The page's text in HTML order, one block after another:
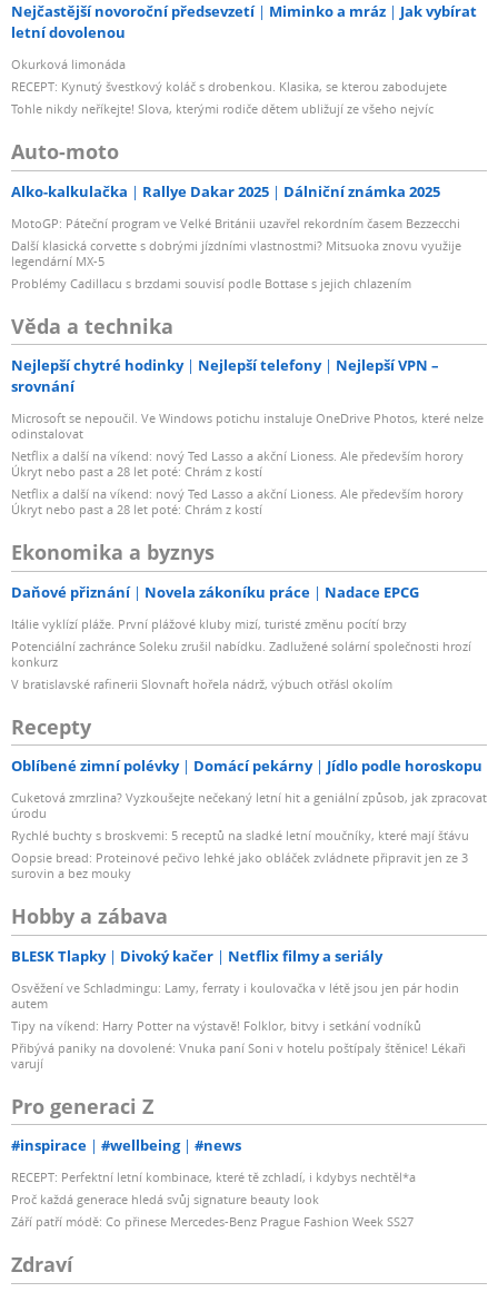
Nejčastější novoroční předsevzetí Miminko a mráz
Jak vybírat
letní dovolenou
Okurková limonáda
RECEPT: Kynutý švestkový koláč s drobenkou. Klasika, se kterou zabodujete
Tohle nikdy neříkejte! Slova, kterými rodiče dětem ubližují ze všeho nejvíc
Auto-moto
Alko-kalkulačka Rallye Dakar 2025 Dálniční známka 2025
MotoGP: Páteční program ve Velké Británii uzavřel rekordním časem Bezzecchi
Další klasická corvette s dobrými jízdními vlastnostmi? Mitsuoka znovu využije
legendární MX-5
Problémy Cadillacu s brzdami souvisí podle Bottase s jejich chlazením
Věda a technika
Nejlepší chytré hodinky Nejlepší telefony
Nejlepší VPN –
srovnání
Microsoft se nepoučil. Ve Windows potichu instaluje OneDrive Photos, které nelze
odinstalovat
Netflix a další na víkend: nový Ted Lasso a akční Lioness. Ale především horory
Úkryt nebo past a 28 let poté: Chrám z kostí
Netflix a další na víkend: nový Ted Lasso a akční Lioness. Ale především horory
Úkryt nebo past a 28 let poté: Chrám z kostí
Ekonomika a byznys
Daňové přiznání Novela zákoníku práce Nadace EPCG
Itálie vyklízí pláže. První plážové kluby mizí, turisté změnu pocítí brzy
Potenciální zachránce Soleku zrušil nabídku. Zadlužené solární společnosti hrozí
konkurz
V bratislavské rafinerii Slovnaft hořela nádrž, výbuch otřásl okolím
Recepty
Oblíbené zimní polévky Domácí pekárny Jídlo podle horoskopu
Cuketová zmrzlina? Vyzkoušejte nečekaný letní hit a geniální způsob, jak zpracovat
úrodu
Rychlé buchty s broskvemi: 5 receptů na sladké letní moučníky, které mají šťávu
Oopsie bread: Proteinové pečivo lehké jako obláček zvládnete připravit jen ze 3
surovin a bez mouky
Hobby a zábava
BLESK Tlapky Divoký kačer Netflix filmy a seriály
Osvěžení ve Schladmingu: Lamy, ferraty i koulovačka v létě jsou jen pár hodin
autem
Tipy na víkend: Harry Potter na výstavě! Folklor, bitvy i setkání vodníků
Přibývá paniky na dovolené: Vnuka paní Soni v hotelu poštípaly štěnice! Lékaři
varují
Pro generaci Z
#inspirace #wellbeing #news
RECEPT: Perfektní letní kombinace, které tě zchladí, i kdybys nechtěl*a
Proč každá generace hledá svůj signature beauty look
Září patří módě: Co přinese Mercedes-Benz Prague Fashion Week SS27
Zdraví